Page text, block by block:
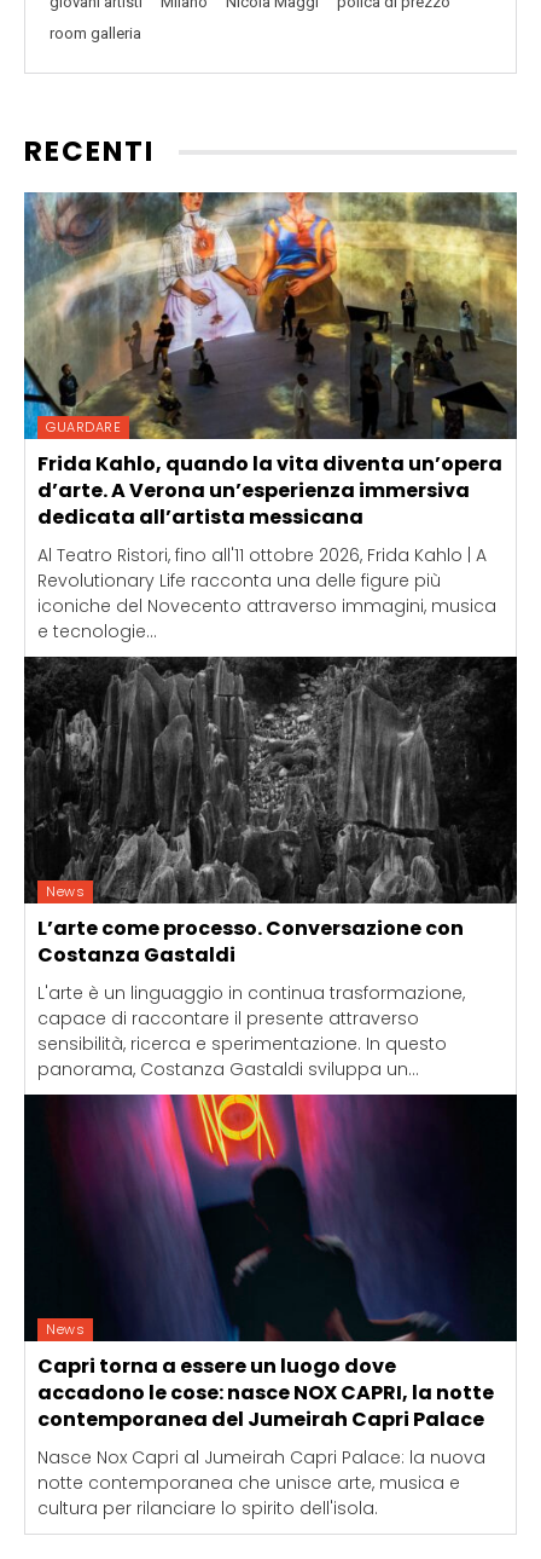
room galleria
RECENTI
GUARDARE
Frida Kahlo, quando la vita diventa un’opera
d’arte. A Verona un’esperienza immersiva
dedicata all’artista messicana
Al Teatro Ristori, fino all'11 ottobre 2026, Frida Kahlo | A
Revolutionary Life racconta una delle figure più
iconiche del Novecento attraverso immagini, musica
e tecnologie...
News
L’arte come processo. Conversazione con
Costanza Gastaldi
L'arte è un linguaggio in continua trasformazione,
capace di raccontare il presente attraverso
sensibilità, ricerca e sperimentazione. In questo
panorama, Costanza Gastaldi sviluppa un...
News
Capri torna a essere un luogo dove
accadono le cose: nasce NOX CAPRI, la notte
contemporanea del Jumeirah Capri Palace
Nasce Nox Capri al Jumeirah Capri Palace: la nuova
notte contemporanea che unisce arte, musica e
cultura per rilanciare lo spirito dell'isola.